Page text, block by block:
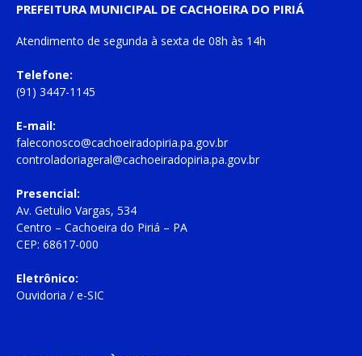
PREFEITURA MUNICIPAL DE CACHOEIRA DO PIRIÁ
Atendimento de segunda à sexta de 08h às 14h
Telefone:
(91) 3447-1145
E-mail:
faleconosco@cachoeiradopiria.pa.gov.br
controladoriageral@cachoeiradopiria.pa.gov.br
Presencial:
Av. Getulio Vargas, 534
Centro – Cachoeira do Piriá – PA
CEP: 68617-000
Eletrônico:
Ouvidoria / e-SIC